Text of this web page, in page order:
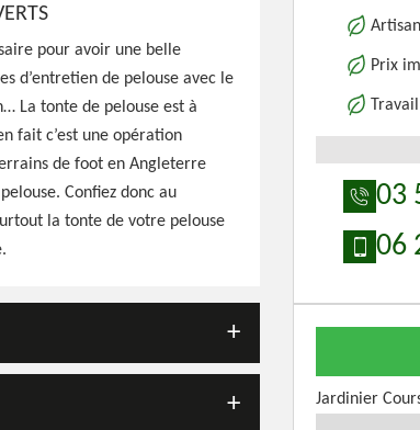
pour avoir une belle
d’entretien de pelouse avec le
La tonte de pelouse est à
fait c’est une opération
de foot en Angleterre
Confiez donc au
la tonte de votre pelouse
Prix
03
06
Jardinier